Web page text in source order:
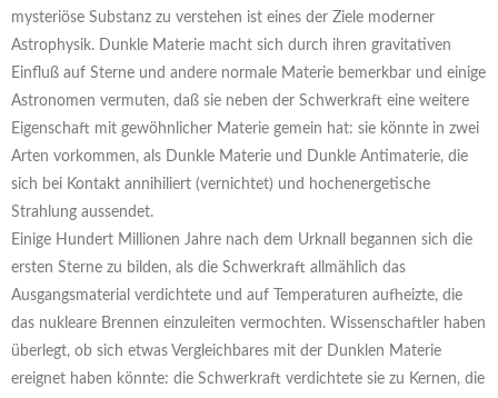
mysteriöse Substanz zu verstehen ist eines der Ziele moderner
Astrophysik. Dunkle Materie macht sich durch ihren gravitativen
Einfluß auf Sterne und andere normale Materie bemerkbar und einige
Astronomen vermuten, daß sie neben der Schwerkraft eine weitere
Eigenschaft mit gewöhnlicher Materie gemein hat: sie könnte in zwei
Arten vorkommen, als Dunkle Materie und Dunkle Antimaterie, die
sich bei Kontakt annihiliert (vernichtet) und hochenergetische
Strahlung aussendet.
Einige Hundert Millionen Jahre nach dem Urknall begannen sich die
ersten Sterne zu bilden, als die Schwerkraft allmählich das
Ausgangsmaterial verdichtete und auf Temperaturen aufheizte, die
das nukleare Brennen einzuleiten vermochten. Wissenschaftler haben
überlegt, ob sich etwas Vergleichbares mit der Dunklen Materie
ereignet haben könnte: die Schwerkraft verdichtete sie zu Kernen, die